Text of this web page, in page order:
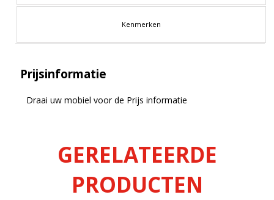
Kenmerken
Prijsinformatie
Draai uw mobiel voor de Prijs informatie
GERELATEERDE
PRODUCTEN